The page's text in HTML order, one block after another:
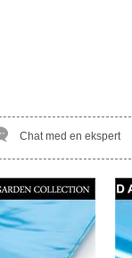
Chat med en ekspert